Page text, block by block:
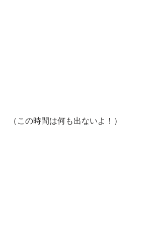
（この時間は何も出ないよ！）